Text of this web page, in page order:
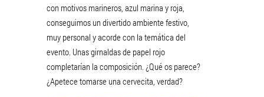
con motivos marineros, azul marina y roja,
conseguimos un divertido ambiente festivo,
muy personal y acorde con la temática del
evento. Unas girnaldas de papel rojo
completarían la composición. ¿Qué os parece?
¿Apetece tomarse una cervecita, verdad?